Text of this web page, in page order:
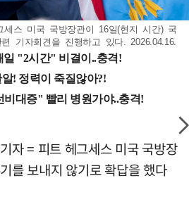
세스 미국 국방장관이 16일(현지 시간) 국
기자회견을 진행하고 있다. 2026.04.16.
자 = 피트 헤그세스 미국 국방장
를 보내지 않기로 확답을 했다